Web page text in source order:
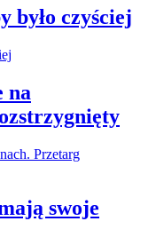
było czyściej
na
swoje